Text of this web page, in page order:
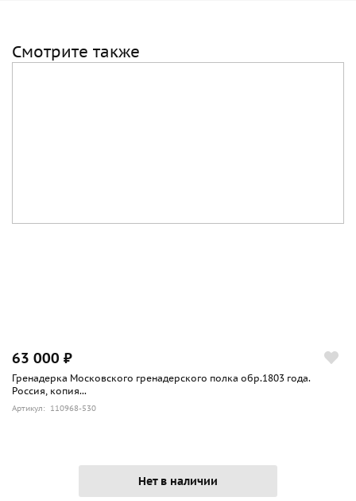
Смотрите также
63 000 ₽
Гренадерка Московского гренадерского полка обр.1803 года.
Россия, копия...
Артикул: 110968-530
Нет в наличии